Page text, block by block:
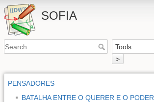
SOFIA
>
PENSADORES
BATALHA ENTRE O QUERER E O PODER